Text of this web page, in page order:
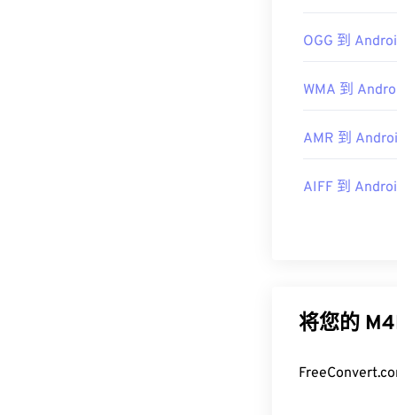
OGG 到
WMA 到
AMR 到
AIFF 到
将您的